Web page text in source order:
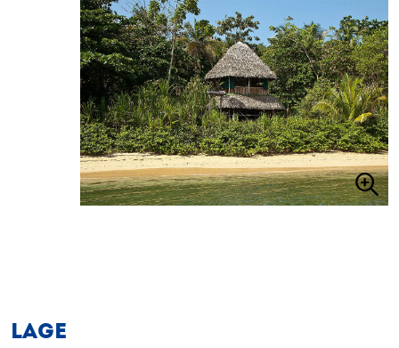
LAGE